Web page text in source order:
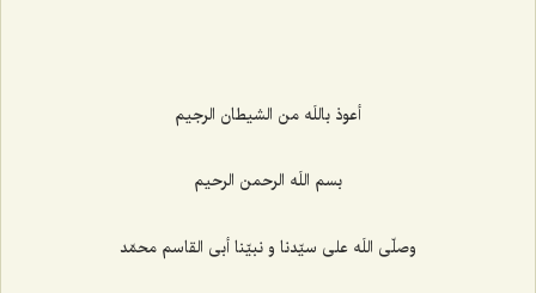
أعوذ باللَه من الشيطان الرجيم‌
بسم اللَه الرحمن الرحيم‌
وصلّى اللَه على سيّدنا و نبيّنا أبى القاسم محمّد